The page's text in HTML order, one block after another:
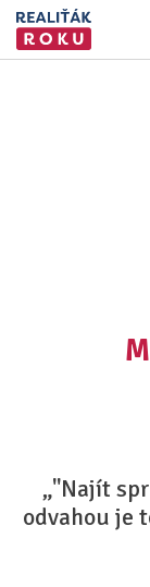
„"Najít
odvahou je